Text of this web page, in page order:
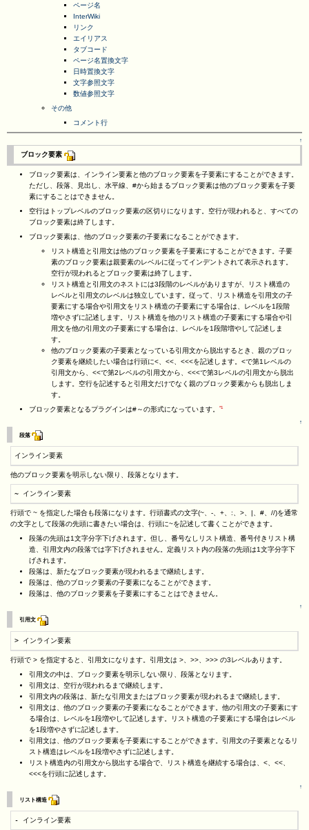
ページ名
InterWiki
リンク
エイリアス
タブコード
ページ名置換文字
日時置換文字
文字参照文字
数値参照文字
その他
コメント行
↑
ブロック要素
ブロック要素は、インライン要素と他のブロック要素を子要素にすることができます。
ただし、段落、見出し、水平線、#から始まるブロック要素は他のブロック要素を子要
素にすることはできません。
空行はトップレベルのブロック要素の区切りになります。空行が現われると、すべての
ブロック要素は終了します。
ブロック要素は、他のブロック要素の子要素になることができます。
リスト構造と引用文は他のブロック要素を子要素にすることができます。子要
素のブロック要素は親要素のレベルに従ってインデントされて表示されます。
空行が現われるとブロック要素は終了します。
リスト構造と引用文のネストには3段階のレベルがありますが、リスト構造の
レベルと引用文のレベルは独立しています。従って、リスト構造を引用文の子
要素にする場合や引用文をリスト構造の子要素にする場合は、レベルを1段階
増やさずに記述します。リスト構造を他のリスト構造の子要素にする場合や引
用文を他の引用文の子要素にする場合は、レベルを1段階増やして記述しま
す。
他のブロック要素の子要素となっている引用文から脱出するとき、親のブロッ
ク要素を継続したい場合は行頭に<、<<、<<<を記述します。<で第1レベルの
引用文から、<<で第2レベルの引用文から、<<<で第3レベルの引用文から脱出
します。空行を記述すると引用文だけでなく親のブロック要素からも脱出しま
す。
ブロック要素となるプラグインは#～の形式になっています。
*1
↑
段落
インライン要素
他のブロック要素を明示しない限り、段落となります。
~ インライン要素
行頭で ~ を指定した場合も段落になります。行頭書式の文字(~、-、+、:、>、|、#、//)を通常
の文字として段落の先頭に書きたい場合は、行頭に~を記述して書くことができます。
段落の先頭は1文字分字下げされます。但し、番号なしリスト構造、番号付きリスト構
造、引用文内の段落では字下げされません。定義リスト内の段落の先頭は1文字分字下
げされます。
段落は、新たなブロック要素が現われるまで継続します。
段落は、他のブロック要素の子要素になることができます。
段落は、他のブロック要素を子要素にすることはできません。
↑
引用文
> インライン要素
行頭で > を指定すると、引用文になります。引用文は >、>>、>>> の3レベルあります。
引用文の中は、ブロック要素を明示しない限り、段落となります。
引用文は、空行が現われるまで継続します。
引用文内の段落は、新たな引用文またはブロック要素が現われるまで継続します。
引用文は、他のブロック要素の子要素になることができます。他の引用文の子要素にす
る場合は、レベルを1段増やして記述します。リスト構造の子要素にする場合はレベル
を1段増やさずに記述します。
引用文は、他のブロック要素を子要素にすることができます。引用文の子要素となるリ
スト構造はレベルを1段増やさずに記述します。
リスト構造内の引用文から脱出する場合で、リスト構造を継続する場合は、<、<<、
<<<を行頭に記述します。
↑
リスト構造
- インライン要素